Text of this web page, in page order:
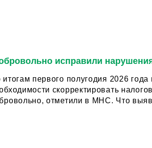
исправили
итогам первого полугодия 2026
скорректировать